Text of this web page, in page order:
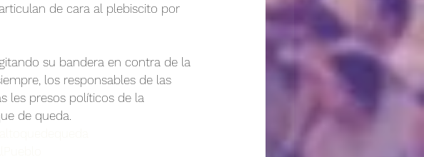
de cara al plebiscito por
su bandera en contra de la
los responsables de las
les presos políticos de la
de queda.